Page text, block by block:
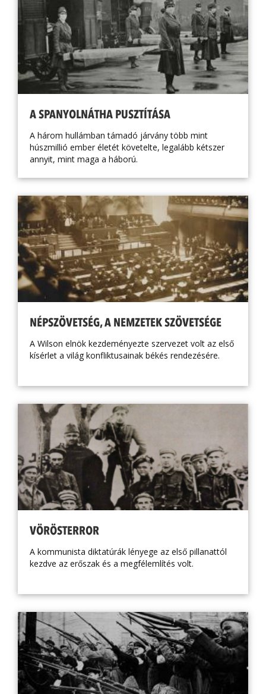
A SPANYOLNÁTHA PUSZTÍTÁSA
A három hullámban támadó járvány több mint
húszmillió ember életét követelte, legalább kétszer
annyit, mint maga a háború.
NÉPSZÖVETSÉG, A NEMZETEK SZÖVETSÉGE
A Wilson elnök kezdeményezte szervezet volt az első
kísérlet a világ konfliktusainak békés rendezésére.
VÖRÖSTERROR
A kommunista diktatúrák lényege az első pillanattól
kezdve az erőszak és a megfélemlítés volt.